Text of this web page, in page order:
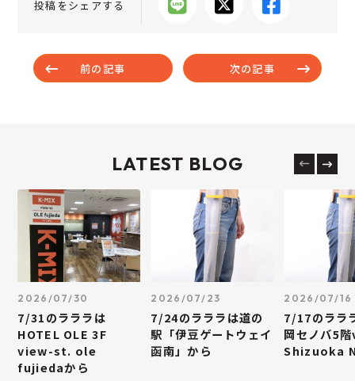
投稿をシェアする
前の記事 次の記事
LATEST BLOG
2026/07/30
7/31のラララは
HOTEL OLE 3F
view-st. ole
fujiedaから
2026/07/23
7/24のラララは道の
駅「伊豆ゲートウェイ
函南」から
2026/07/16
7/17のララ
岡セノバ5
Shizuoka